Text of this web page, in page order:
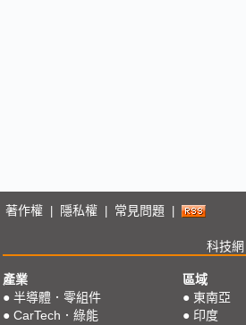
著作權 隱私權 常見問題
科技網
產業
● 半導體．零組件
● CarTech．綠能
區域
● 東南亞
● 印度